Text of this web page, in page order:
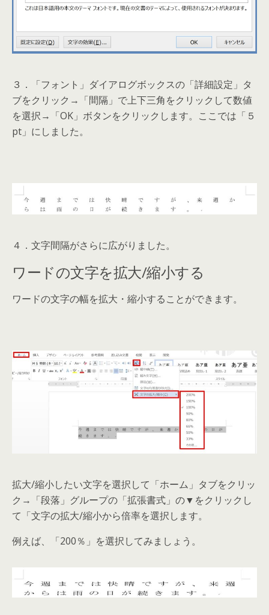
３．「フォント」ダイアログボックスの「詳細設定」タ
ブをクリック→「間隔」で上下三角をクリックして数値
を選択→「OK」ボタンをクリックします。ここでは「５
pt」にしました。
４．文字間隔がさらに広がりました。
ワードの文字を拡大/縮小する
ワードの文字の幅を拡大・縮小することができます。
拡大/縮小したい文字を選択して「ホーム」タブをクリッ
ク→「段落」グループの「拡張書式」の▼をクリックし
て「文字の拡大/縮小から倍率を選択します。
例えば、「200％」を選択してみましょう。